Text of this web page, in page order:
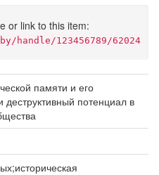
or link to this item:
123456789/62024
памяти и его
деструктивный потенциал в